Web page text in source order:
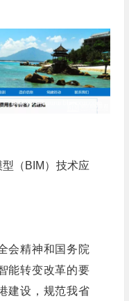
（BIM）技术应
会精神和国务院
能转变改革的要
建设，规范我省